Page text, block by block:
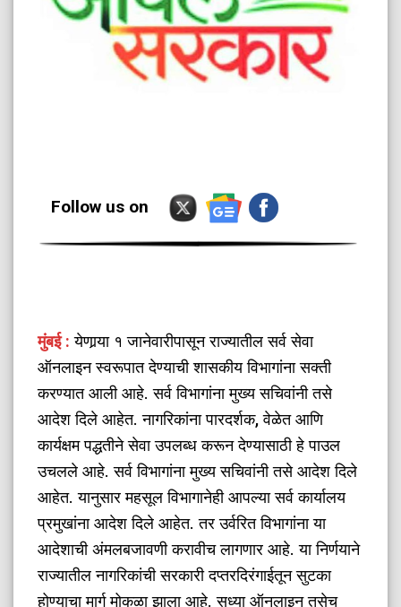
Follow us on
मुंबई : येणार्‍या १ जानेवारीपासून राज्यातील सर्व सेवा
ऑनलाइन स्वरूपात देण्याची शासकीय विभागांना सक्ती
करण्यात आली आहे. सर्व विभागांना मुख्य सचिवांनी तसे
आदेश दिले आहेत. नागरिकांना पारदर्शक, वेळेत आणि
कार्यक्षम पद्धतीने सेवा उपलब्ध करून देण्यासाठी हे पाउल
उचलले आहे. सर्व विभागांना मुख्य सचिवांनी तसे आदेश दिले
आहेत. यानुसार महसूल विभागानेही आपल्या सर्व कार्यालय
प्रमुखांना आदेश दिले आहेत. तर उर्वरित विभागांना या
आदेशाची अंमलबजावणी करावीच लागणार आहे. या निर्णयाने
राज्यातील नागरिकांची सरकारी दप्तरदिरंगाईतून सुटका
होण्याचा मार्ग मोकळा झाला आहे. सध्या ऑनलाइन तसेच